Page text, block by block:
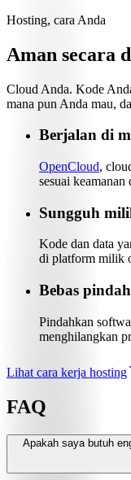
Hosting, cara Anda
Aman secara
Cloud Anda. Kode
mana pun Anda mau,
Berjalan di
OpenCloud,
sesuai
Sungguh
Kode dan data
di platform milik
Bebas pindah
Pindahkan
menghilangkan
Lihat cara kerja hosting
FAQ
Apakah saya butuh